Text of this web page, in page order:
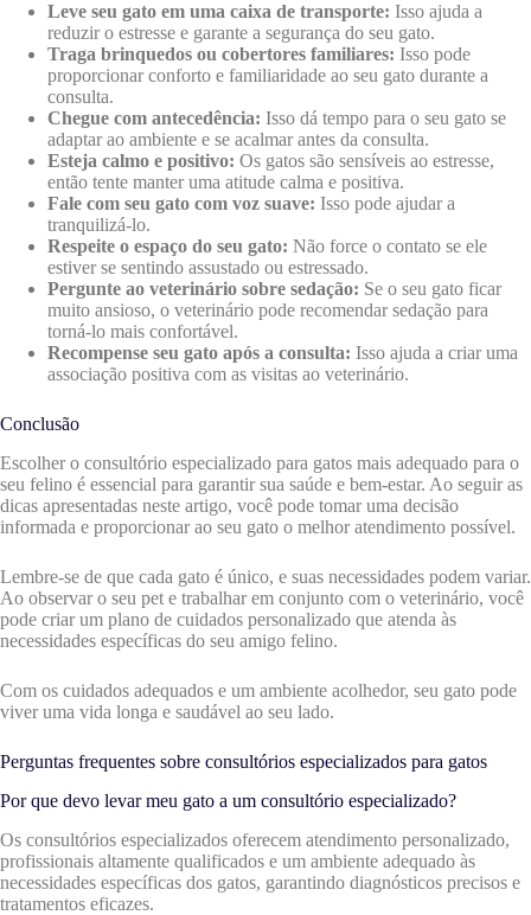
Leve seu gato em uma caixa de transporte: Isso ajuda a
reduzir o estresse e garante a segurança do seu gato.
Traga brinquedos ou cobertores familiares: Isso pode
proporcionar conforto e familiaridade ao seu gato durante a
consulta.
Chegue com antecedência: Isso dá tempo para o seu gato se
adaptar ao ambiente e se acalmar antes da consulta.
Esteja calmo e positivo: Os gatos são sensíveis ao estresse,
então tente manter uma atitude calma e positiva.
Fale com seu gato com voz suave: Isso pode ajudar a
tranquilizá-lo.
Respeite o espaço do seu gato: Não force o contato se ele
estiver se sentindo assustado ou estressado.
Pergunte ao veterinário sobre sedação: Se o seu gato ficar
muito ansioso, o veterinário pode recomendar sedação para
torná-lo mais confortável.
Recompense seu gato após a consulta: Isso ajuda a criar uma
associação positiva com as visitas ao veterinário.
Conclusão
Escolher o consultório especializado para gatos mais adequado para o
seu felino é essencial para garantir sua saúde e bem-estar. Ao seguir as
dicas apresentadas neste artigo, você pode tomar uma decisão
informada e proporcionar ao seu gato o melhor atendimento possível.
Lembre-se de que cada gato é único, e suas necessidades podem variar.
Ao observar o seu pet e trabalhar em conjunto com o veterinário, você
pode criar um plano de cuidados personalizado que atenda às
necessidades específicas do seu amigo felino.
Com os cuidados adequados e um ambiente acolhedor, seu gato pode
viver uma vida longa e saudável ao seu lado.
Perguntas frequentes sobre consultórios especializados para gatos
Por que devo levar meu gato a um consultório especializado?
Os consultórios especializados oferecem atendimento personalizado,
profissionais altamente qualificados e um ambiente adequado às
necessidades específicas dos gatos, garantindo diagnósticos precisos e
tratamentos eficazes.